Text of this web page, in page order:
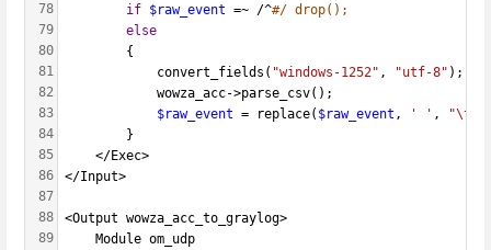
78
79
80
81
82
83
84
85
86
87
88
89
if $raw_event =~ /^#/ drop();
else
        {
            convert_fields(
"windows-1252" , "utf-8" );
            wowza_acc->parse_csv();
$raw_event = replace( $raw_event , ' ' , "\t"
        }
    </Exec>
</Input>
<Output wowza_acc_to_graylog>
    Module om_udp